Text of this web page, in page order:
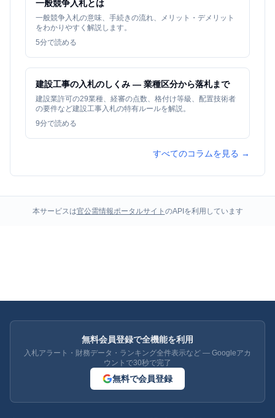
一般競争入札とは
一般競争入札の意味、手続きの流れ、メリット・デメリット
をわかりやすく解説します。
5分で読める
建設工事の入札のしくみ — 業種区分から落札まで
建設業許可の29業種、経審の点数、格付け等級、配置技術者
の要件など建設工事入札の特有ルールを解説。
9分で読める
すべてのコラムを見る →
本サービスは官公需情報ポータルサイト のAPIを利用しています
無料会員登録で全機能を利用
入札アラート・財務データ・ランキング全件表示など — Googleアカ
ウントで30秒で完了
無料で会員登録